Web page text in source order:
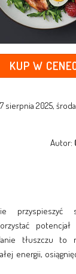
KUP W
sierpnia 2025, środa
Autor:
tłuszczu to
energii,